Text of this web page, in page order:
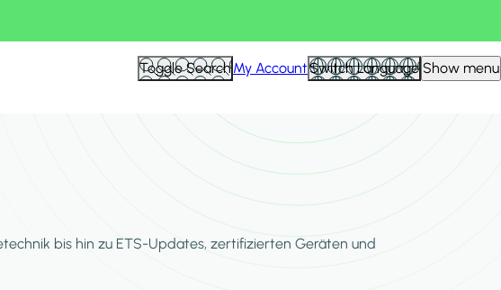
Toggle SearchMy AccountSwitch Language Show menu
bis hin zu ETS-Updates, zertifizierten Geräten und